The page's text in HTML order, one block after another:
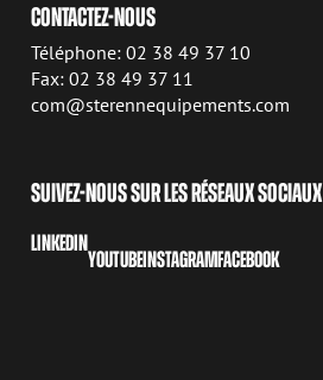
CONTACTEZ-NOUS
Téléphone: 02 38 49 37 10
Fax: 02 38 49 37 11
com@sterennequipements.com
SUIVEZ-NOUS SUR LES RÉSEAUX SOCIAUX
LINKEDIN
YOUTUBEINSTAGRAMFACEBOOK